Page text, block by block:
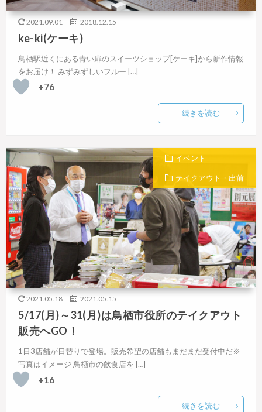
2021.09.01 2018.12.15
ke-ki(ケーキ)
鳥栖駅近くにある青い扉のスイーツショップ[ケーキ]から新作情報
をお届け！ みずみずしいフルー […]
+76
続きを読む
イベント
テイクアウト・出前
2021.05.18 2021.05.15
5/17(月)～31(月)は鳥栖市役所のテイクアウト
販売へGO！
1日3店舗が日替りで登場。販売希望の店舗もまだまだ受付中だ※
写真はイメージ 鳥栖市の飲食店を […]
+16
続きを読む